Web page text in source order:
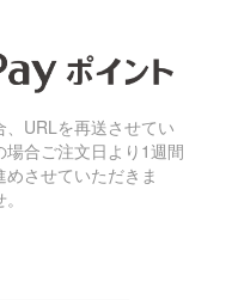
URLを再送させてい
合ご注文日より1週間
させていただきま